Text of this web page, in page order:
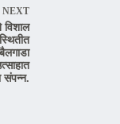
NEXT
विशाल
संपन्न.